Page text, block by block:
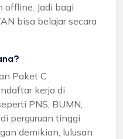
offline. Jadi bagi
bisa belajar secara
Paket C
kerja di
PNS, BUMN,
perguruan tinggi
demikian, lulusan